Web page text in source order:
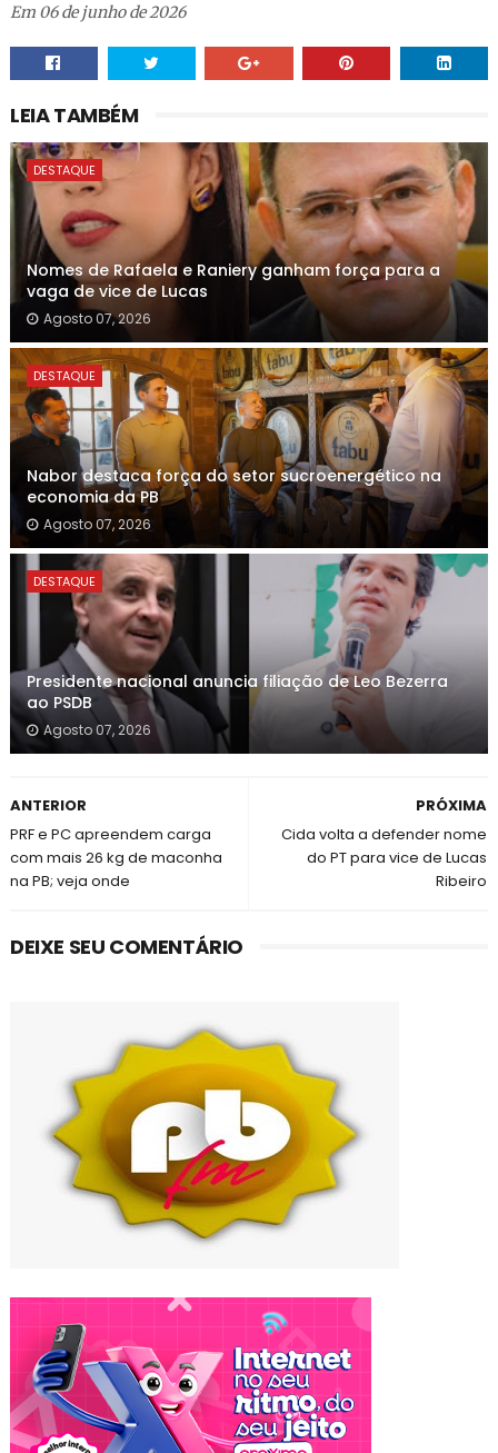
Em 06 de junho de 2026
LEIA TAMBÉM
DESTAQUE
Nomes de Rafaela e Raniery ganham força para a
vaga de vice de Lucas
Agosto 07, 2026
DESTAQUE
Nabor destaca força do setor sucroenergético na
economia da PB
Agosto 07, 2026
DESTAQUE
Presidente nacional anuncia filiação de Leo Bezerra
ao PSDB
Agosto 07, 2026
PRÓXIMA
Cida volta a defender nome
do PT para vice de Lucas
Ribeiro
ANTERIOR
PRF e PC apreendem carga
com mais 26 kg de maconha
na PB; veja onde
DEIXE SEU COMENTÁRIO